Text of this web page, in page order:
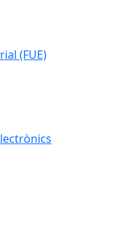
(FUE)